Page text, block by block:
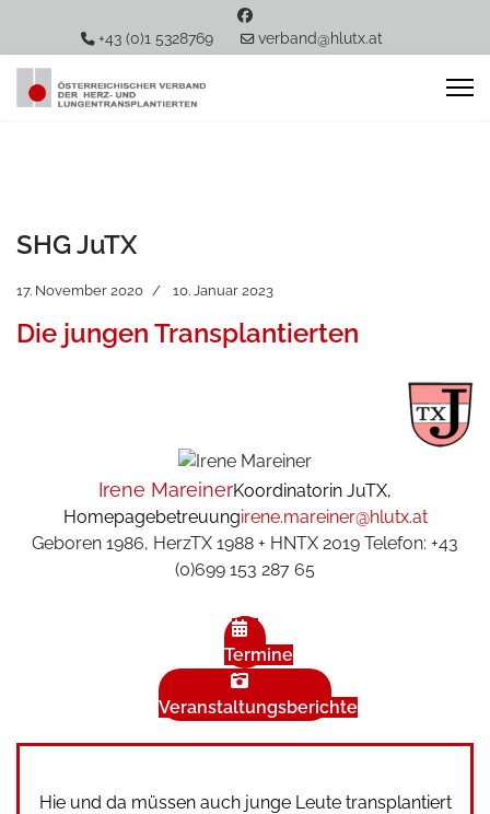
+43 (0)1 5328769 verband@hlutx.at
SHG JuTX
17. November 2020 10. Januar 2023
Die jungen Transplantierten
Irene MareinerKoordinatorin JuTX,
Homepagebetreuungirene.mareiner@hlutx.at
Geboren 1986, HerzTX 1988 + HNTX 2019 Telefon: +43
(0)699 153 287 65
Termine
Veranstaltungsberichte
Hie und da müssen auch junge Leute transplantiert